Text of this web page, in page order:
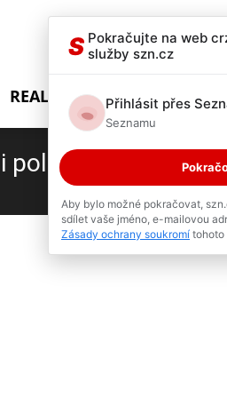
REALITY SHOW
S Pokračujte na web
služby szn.cz
Přihlásit přes
Seznamu
Aby bylo možné pokračovat,
sdílet vaše jméno, e-mailovou
Zásady ochrany soukromí tohoto